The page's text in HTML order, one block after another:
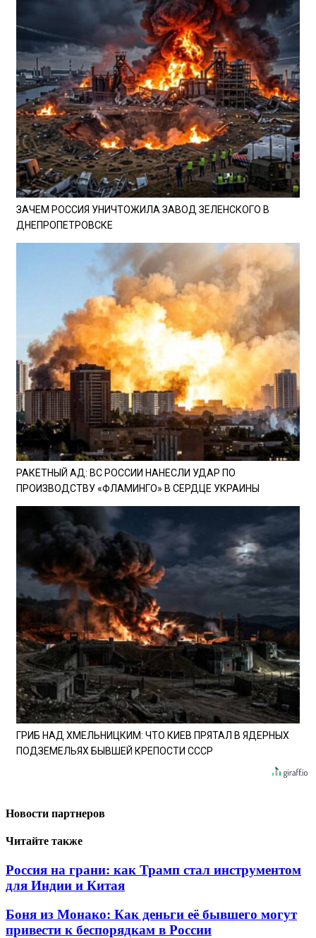
ЗАЧЕМ РОССИЯ УНИЧТОЖИЛА ЗАВОД ЗЕЛЕНСКОГО В
ДНЕПРОПЕТРОВСКЕ
РАКЕТНЫЙ АД: ВС РОССИИ НАНЕСЛИ УДАР ПО
ПРОИЗВОДСТВУ «ФЛАМИНГО» В СЕРДЦЕ УКРАИНЫ
ГРИБ НАД ХМЕЛЬНИЦКИМ: ЧТО КИЕВ ПРЯТАЛ В ЯДЕРНЫХ
ПОДЗЕМЕЛЬЯХ БЫВШЕЙ КРЕПОСТИ СССР
Новости партнеров
Читайте также
Россия на грани: как Трамп стал инструментом
для Индии и Китая
Боня из Монако: Как деньги её бывшего могут
привести к беспорядкам в России